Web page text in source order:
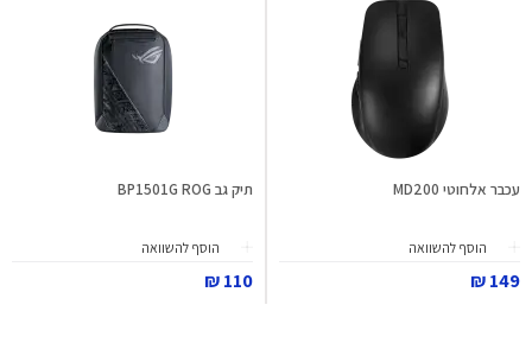
עכבר אלחוטי MD200
הוסף להשוואה
149 ₪
תיק גב BP1501G ROG
הוסף להשוואה
110 ₪